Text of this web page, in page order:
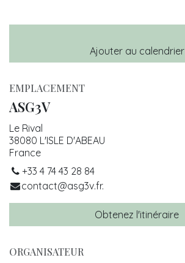
Ajouter au calendrier
EMPLACEMENT
ASG3V
Le Rival
38080 L'ISLE D'ABEAU
France
+33 4 74 43 28 84
contact@asg3v.fr.
Obtenez l'itinéraire
ORGANISATEUR